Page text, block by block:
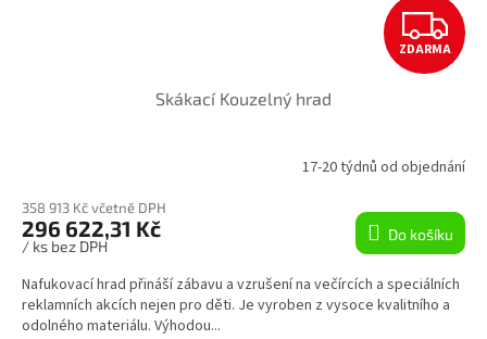
Z
D
R
M
A
ZDARMA
Skákací Kouzelný hrad
17-20 týdnů od objednání
358 913 Kč včetně DPH
296 622,31 Kč
/ ks bez DPH
Do košíku
Nafukovací hrad přináší zábavu a vzrušení na večírcích a speciálních
reklamních akcích nejen pro děti. Je vyroben z vysoce kvalitního a
odolného materiálu. Výhodou...